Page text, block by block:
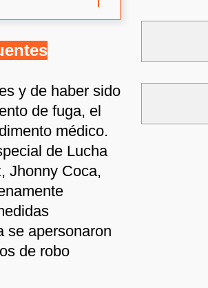
y de haber sido
de fuga, el
médico.
de Lucha
Jhonny Coca,
se apersonaron
de robo